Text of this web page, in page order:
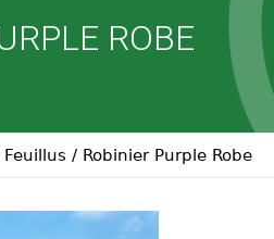
ROBE
Feuillus / Robinier Purple Robe